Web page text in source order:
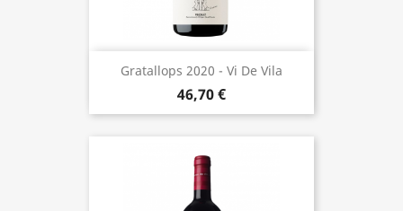
Gratallops 2020 - Vi De Vila
46,70 €